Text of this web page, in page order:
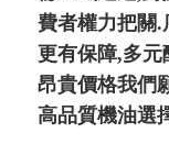
費者權力把關
更有保障,多
昂貴價格我們
高品質機油選